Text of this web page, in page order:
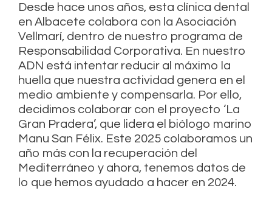
Desde hace unos años, esta clínica dental
en Albacete colabora con la Asociación
Vellmarí, dentro de nuestro programa de
Responsabilidad Corporativa. En nuestro
ADN está intentar reducir al máximo la
huella que nuestra actividad genera en el
medio ambiente y compensarla. Por ello,
decidimos colaborar con el proyecto ‘La
Gran Pradera’, que lidera el biólogo marino
Manu San Félix. Este 2025 colaboramos un
año más con la recuperación del
Mediterráneo y ahora, tenemos datos de
lo que hemos ayudado a hacer en 2024.